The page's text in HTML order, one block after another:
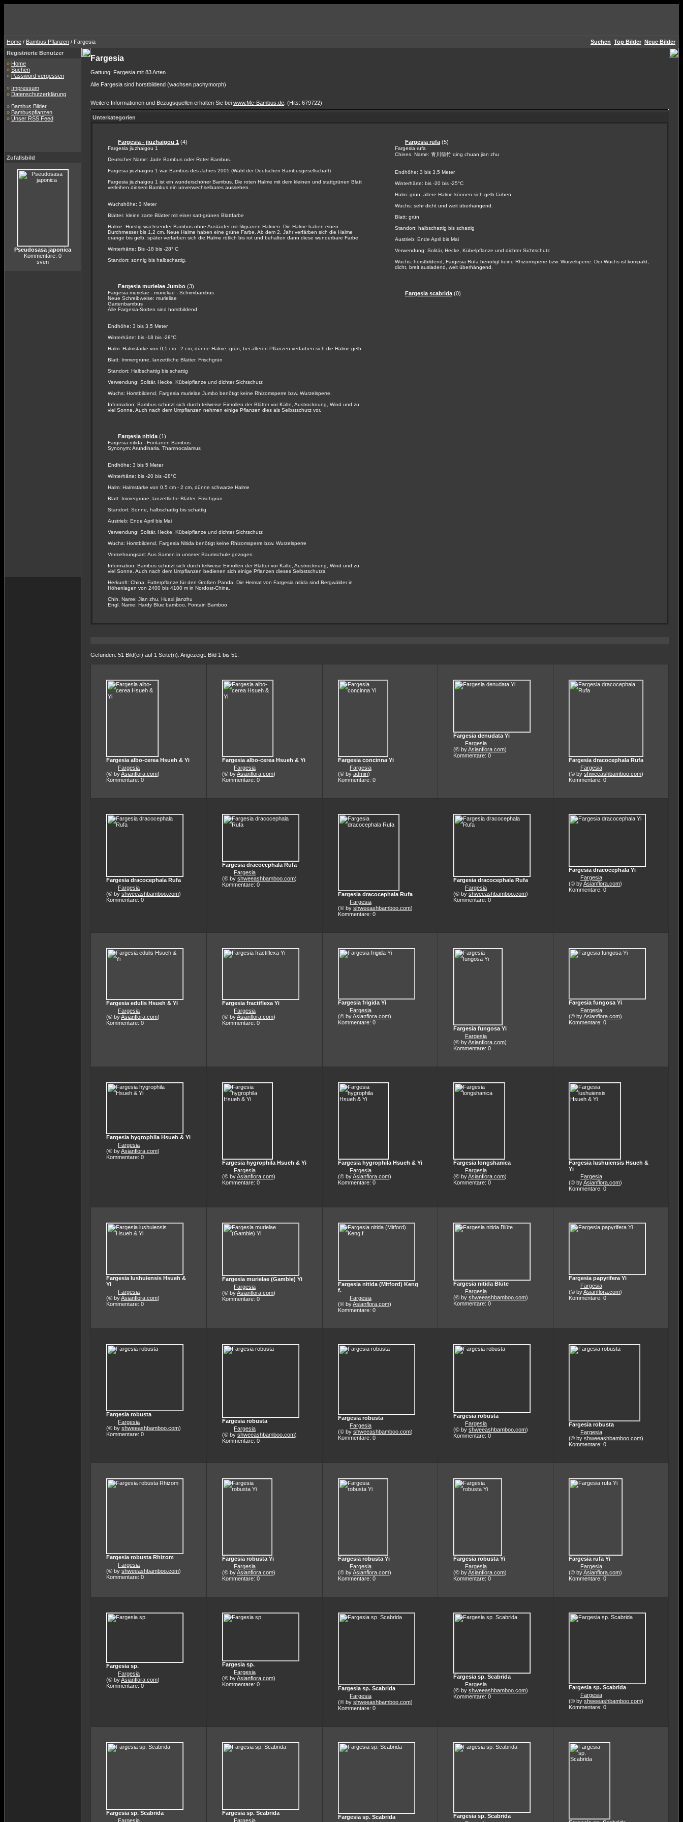
Home / Bambus Pflanzen / Fargesia Suchen Top Bilder Neue Bilder
Registrierte Benutzer
» Home
» Suchen
» Password vergessen
» Impressum
» Datenschutzerklärung
» Bambus Bilder
» Bambuspflanzen
» Unser RSS Feed
Zufallsbild
Pseudosasa japonica
Kommentare: 0
sven
Fargesia
Gattung: Fargesia mit 83 Arten
Alle Fargesia sind horstbildend (wachsen pachymorph)
Weitere Informationen und Bezugsquellen erhalten Sie bei www.Mc-Bambus.de . (Hits: 679722)
Unterkategorien
Fargesia - jiuzhaigou 1 (4)
Fargesia jiuzhaigou 1
Deutscher Name: Jade Bambus oder Roter Bambus.
Fargesia jiuzhaigou 1 war Bambus des Jahres 2005 (Wahl der Deutschen Bambusgesellschaft)
Fargesia jiuzhaigou 1 ist ein wunderschöner Bambus. Die roten Halme mit dem kleinen und stattgrünen Blatt
verleihen diesem Bambus ein unverwechselbares aussehen.
Wuchshöhe: 3 Meter
Blätter: kleine zarte Blätter mit einer satt-grünen Blattfarbe
Halme: Horstig wachsender Bambus ohne Ausläufer mit filigranen Halmen. Die Halme haben einen
Durchmesser bis 1,2 cm. Neue Halme haben eine grüne Farbe. Ab dem 2. Jahr verfärben sich die Halme
orange bis gelb, später verfärben sich die Halme rötlich bis rot und behalten dann diese wunderbare Farbe
Winterhärte: Bis -18 bis -28° C
Standort: sonnig bis halbschattig.
Fargesia murielae Jumbo (3)
Fargesia murielae - murieliae - Schirmbambus
Neue Schreibweise: murieliae
Gartenbambus
Alle Fargesia-Sorten sind horstbildend
Endhöhe: 3 bis 3,5 Meter
Winterhärte: bis -18 bis -28°C
Halm: Halmstärke von 0,5 cm - 2 cm, dünne Halme, grün, bei älteren Pflanzen verfärben sich die Halme gelb
Blatt: Immergrüne, lanzettliche Blätter, Frischgrün
Standort: Halbschattig bis schattig
Verwendung: Solitär, Hecke, Kübelpflanze und dichter Sichtschutz
Wuchs: Horstbildend, Fargesia murielae Jumbo benötigt keine Rhizomsperre bzw. Wurzelsperre.
Information: Bambus schützt sich durch teilweise Einrollen der Blätter vor Kälte, Austrocknung, Wind und zu
viel Sonne. Auch nach dem Umpflanzen nehmen einige Pflanzen dies als Selbstschutz vor.
Fargesia nitida (1)
Fargesia nitida - Fontänen Bambus
Synonym: Arundinaria, Thamnocalamus
Endhöhe: 3 bis 5 Meter
Winterhärte: bis -20 bis -28°C
Halm: Halmstärke von 0,5 cm - 2 cm, dünne schwarze Halme
Blatt: Immergrüne, lanzettliche Blätter. Frischgrün
Standort: Sonne, halbschattig bis schattig
Austrieb: Ende April bis Mai
Verwendung: Solitär, Hecke, Kübelpflanze und dichter Sichtschutz
Wuchs: Horstbildend, Fargesia Nitida benötigt keine Rhizomsperre bzw. Wurzelsperre
Vermehrungsart: Aus Samen in unserer Baumschule gezogen.
Information: Bambus schützt sich durch teilweise Einrollen der Blätter vor Kälte, Austrocknung, Wind und zu
viel Sonne. Auch nach dem Umpflanzen bedienen sich einige Pflanzen dieses Selbstschutzs.
Herkunft: China. Futterpflanze für den Großen Panda. Die Heimat von Fargesia nitida sind Bergwälder in
Höhenlagen von 2400 bis 4100 m in Nordost-China.
Chin. Name: Jian zhu, Huaxi jianzhu
Engl. Name: Hardy Blue bamboo, Fontain Bamboo
Fargesia rufa (5)
Fargesia rufa
Chines. Name: 青川箭竹 qing chuan jian zhu
Endhöhe: 3 bis 3,5 Meter
Winterhärte: bis -20 bis -25°C
Halm: grün, ältere Halme können sich gelb färben.
Wuchs: sehr dicht und weit überhängend.
Blatt: grün
Standort: halbschattig bis schattig
Austrieb: Ende April bis Mai
Verwendung: Solitär, Hecke, Kübelpflanze und dichter Sichtschutz
Wuchs: horstbildend, Fargesia Rufa benötigt keine Rhizomsperre bzw. Wurzelsperre. Der Wuchs ist kompakt,
dicht, breit ausladend, weit überhängend.
Fargesia scabrida (0)
Gefunden: 51 Bild(er) auf 1 Seite(n). Angezeigt: Bild 1 bis 51.
Fargesia albo-cerea Hsueh & Yi
Fargesia
(© byAsianflora.com)
Kommentare: 0
Fargesia albo-cerea Hsueh & Yi
Fargesia
(© byAsianflora.com)
Kommentare: 0
Fargesia concinna Yi
Fargesia
(© by admin)
Kommentare: 0
Fargesia denudata Yi
Fargesia
(© byAsianflora.com)
Kommentare: 0
Fargesia dracocephala Rufa
Fargesia
(© by shweeashbamboo.com)
Kommentare: 0
Fargesia dracocephala Rufa
Fargesia
(© by shweeashbamboo.com)
Kommentare: 0
Fargesia dracocephala Rufa
Fargesia
(© by shweeashbamboo.com)
Kommentare: 0
Fargesia dracocephala Rufa
Fargesia
(© by shweeashbamboo.com)
Kommentare: 0
Fargesia dracocephala Rufa
Fargesia
(© by shweeashbamboo.com)
Kommentare: 0
Fargesia dracocephala Yi
Fargesia
(© byAsianflora.com)
Kommentare: 0
Fargesia edulis Hsueh & Yi
Fargesia
(© byAsianflora.com)
Kommentare: 0
Fargesia fractiflexa Yi
Fargesia
(© byAsianflora.com)
Kommentare: 0
Fargesia frigida Yi
Fargesia
(© byAsianflora.com)
Kommentare: 0
Fargesia fungosa Yi
Fargesia
(© byAsianflora.com)
Kommentare: 0
Fargesia fungosa Yi
Fargesia
(© byAsianflora.com)
Kommentare: 0
Fargesia hygrophila Hsueh & Yi
Fargesia
(© byAsianflora.com)
Kommentare: 0
Fargesia hygrophila Hsueh & Yi
Fargesia
(© byAsianflora.com)
Kommentare: 0
Fargesia hygrophila Hsueh & Yi
Fargesia
(© byAsianflora.com)
Kommentare: 0
Fargesia longshanica
Fargesia
(© byAsianflora.com)
Kommentare: 0
Fargesia lushuiensis Hsueh &
Yi
Fargesia
(© byAsianflora.com)
Kommentare: 0
Fargesia lushuiensis Hsueh &
Yi
Fargesia
(© byAsianflora.com)
Kommentare: 0
Fargesia murielae (Gamble) Yi
Fargesia
(© byAsianflora.com)
Kommentare: 0
Fargesia nitida (Mitford) Keng
f.
Fargesia
(© byAsianflora.com)
Kommentare: 0
Fargesia nitida Blüte
Fargesia
(© by shweeashbamboo.com)
Kommentare: 0
Fargesia papyrifera Yi
Fargesia
(© byAsianflora.com)
Kommentare: 0
Fargesia robusta
Fargesia
(© by shweeashbamboo.com)
Kommentare: 0
Fargesia robusta
Fargesia
(© by shweeashbamboo.com)
Kommentare: 0
Fargesia robusta
Fargesia
(© by shweeashbamboo.com)
Kommentare: 0
Fargesia robusta
Fargesia
(© by shweeashbamboo.com)
Kommentare: 0
Fargesia robusta
Fargesia
(© by shweeashbamboo.com)
Kommentare: 0
Fargesia robusta Rhizom
Fargesia
(© by shweeashbamboo.com)
Kommentare: 0
Fargesia robusta Yi
Fargesia
(© byAsianflora.com)
Kommentare: 0
Fargesia robusta Yi
Fargesia
(© byAsianflora.com)
Kommentare: 0
Fargesia robusta Yi
Fargesia
(© byAsianflora.com)
Kommentare: 0
Fargesia rufa Yi
Fargesia
(© byAsianflora.com)
Kommentare: 0
Fargesia sp.
Fargesia
(© byAsianflora.com)
Kommentare: 0
Fargesia sp.
Fargesia
(© byAsianflora.com)
Kommentare: 0
Fargesia sp. Scabrida
Fargesia
(© by shweeashbamboo.com)
Kommentare: 0
Fargesia sp. Scabrida
Fargesia
(© by shweeashbamboo.com)
Kommentare: 0
Fargesia sp. Scabrida
Fargesia
(© by shweeashbamboo.com)
Kommentare: 0
Fargesia sp. Scabrida
Fargesia
Fargesia sp. Scabrida
Fargesia
Fargesia sp. Scabrida
Fargesia sp. Scabrida